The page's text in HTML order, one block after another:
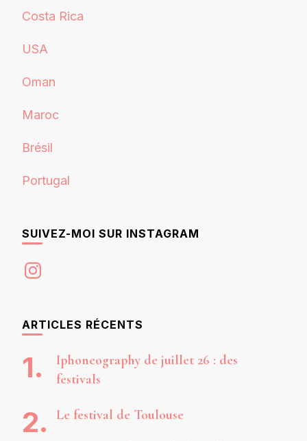
Costa Rica
USA
Oman
Maroc
Brésil
Portugal
SUIVEZ-MOI SUR INSTAGRAM
Instagram
ARTICLES RÉCENTS
Iphoneography de juillet 26 : des
festivals
Le festival de Toulouse